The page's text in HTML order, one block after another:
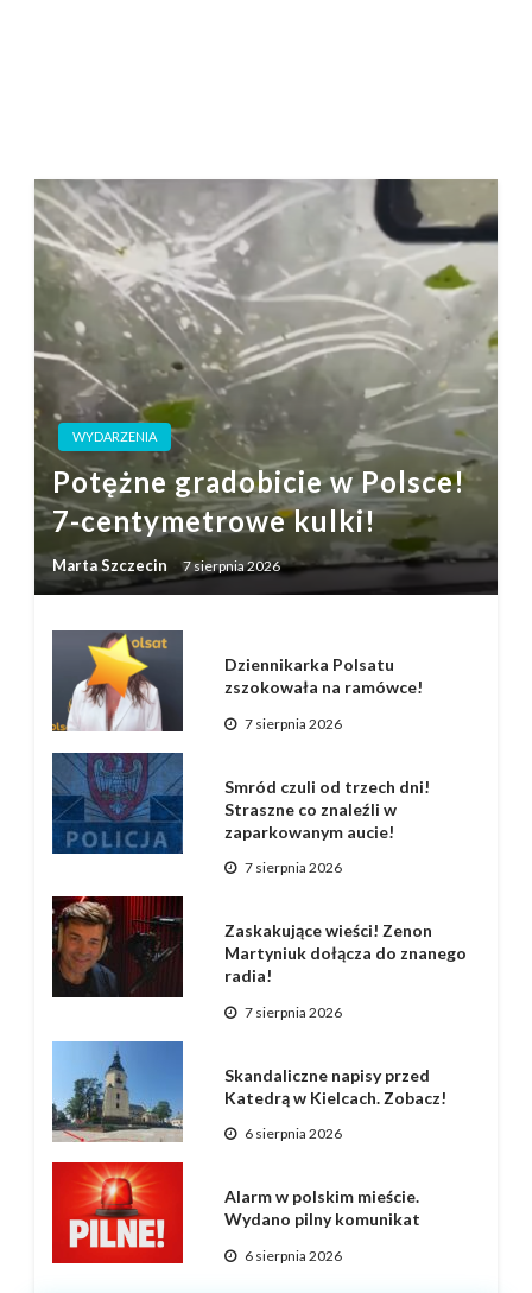
WYDARZENIA
Potężne gradobicie w Polsce!
7-centymetrowe kulki!
Marta Szczecin 7 sierpnia 2026
Dziennikarka Polsatu
zszokowała na ramówce!
7 sierpnia 2026
Smród czuli od trzech dni!
Straszne co znaleźli w
zaparkowanym aucie!
7 sierpnia 2026
Zaskakujące wieści! Zenon
Martyniuk dołącza do znanego
radia!
7 sierpnia 2026
Skandaliczne napisy przed
Katedrą w Kielcach. Zobacz!
6 sierpnia 2026
Alarm w polskim mieście.
Wydano pilny komunikat
6 sierpnia 2026